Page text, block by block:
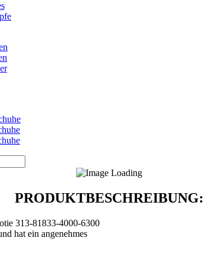
PRODUKTBESCHREIBUNG:
313-81833-4000-6300
hat ein angenehmes